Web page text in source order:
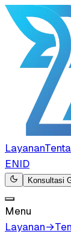
Layanan
ENID
Konsultasi
Menu
Layanan→